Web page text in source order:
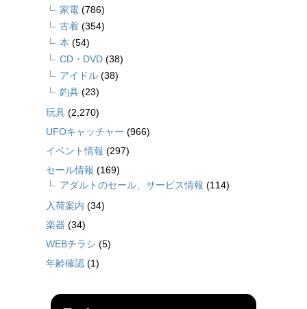
家電 (786)
古着 (354)
本 (54)
CD・DVD (38)
アイドル (38)
釣具 (23)
玩具 (2,270)
UFOキャッチャー (966)
イベント情報 (297)
セール情報 (169)
アダルトのセール、サービス情報 (114)
入荷案内 (34)
楽器 (34)
WEBチラシ (5)
年齢確認 (1)